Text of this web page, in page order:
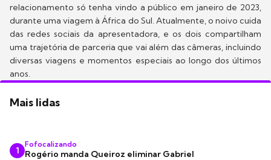
relacionamento só tenha vindo a público em janeiro de 2023,
durante uma viagem à África do Sul. Atualmente, o noivo cuida
das redes sociais da apresentadora, e os dois compartilham
uma trajetória de parceria que vai além das câmeras, incluindo
diversas viagens e momentos especiais ao longo dos últimos
anos.
Mais lidas
1
Fofocalizando
Rogério manda Queiroz eliminar Gabriel